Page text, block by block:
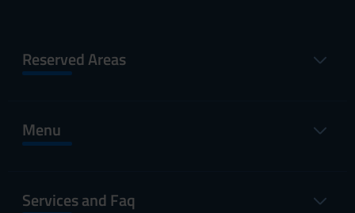
Reserved Areas
Menu
Services and Faq